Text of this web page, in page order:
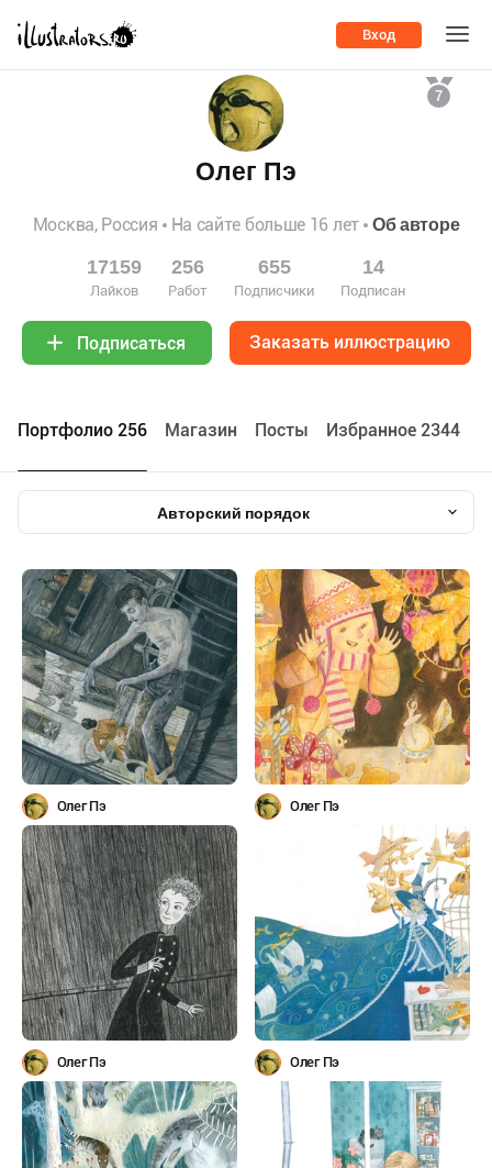
Вход
7
Олег Пэ
Москва, Россия На сайте больше 16 лет Об авторе
17159
Лайков
256
Работ
655
Подписчики
14
Подписан
Подписаться Заказать иллюстрацию
Портфолио 256 Maгазин Посты Избранное 2344
Авторский порядок
Олег Пэ Олег Пэ
Олег Пэ Олег Пэ